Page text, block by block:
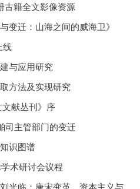
古籍全文影像资源
变迁：山海之间的威海卫》
线
与应用研究
方法及实现研究
献丛刊》序
司主管部门的变迁
识图谱
术研讨会议程
光临：唐宋变革、资本主义与